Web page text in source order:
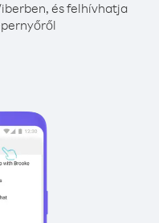
és felhívhatja